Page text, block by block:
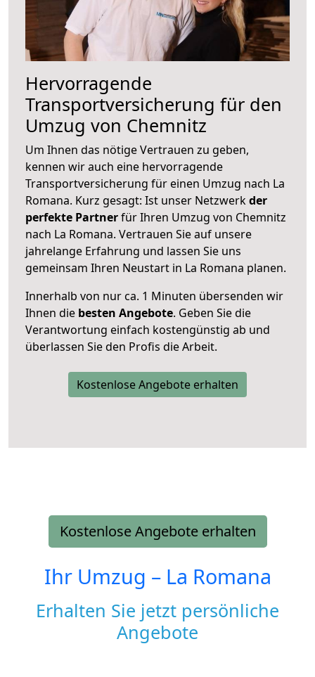
Hervorragende
Transportversicherung für den
Umzug von Chemnitz
Um Ihnen das nötige Vertrauen zu geben,
kennen wir auch eine hervorragende
Transportversicherung für einen Umzug nach La
Romana. Kurz gesagt: Ist unser Netzwerkder
perfekte Partnerfür Ihren Umzug von Chemnitz
nach La Romana. Vertrauen Sie auf unsere
jahrelange Erfahrung und lassen Sie uns
gemeinsam Ihren Neustart in La Romana planen.
Innerhalb von nur ca. 1 Minuten übersenden wir
Ihnen die besten Angebote. Geben Sie die
Verantwortung einfach kostengünstig ab und
überlassen Sie den Profis die Arbeit.
Kostenlose Angebote erhalten
Kostenlose Angebote erhalten
Ihr Umzug – La Romana
Erhalten Sie jetzt persönliche
Angebote